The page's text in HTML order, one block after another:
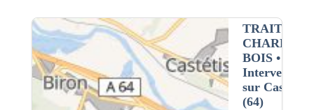
BOIS•
Intervention
sur
(64)